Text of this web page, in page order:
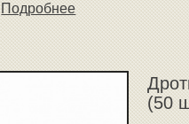
Подробнее
(50